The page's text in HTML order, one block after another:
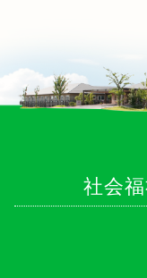
社会